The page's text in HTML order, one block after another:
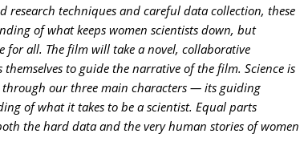
research techniques and careful data collection, these
of what keeps women scientists down, but
all. The film will take a novel, collaborative
to guide the narrative of the film. Science is
our three main characters — its guiding
of what it takes to be a scientist. Equal parts
the hard data and the very human stories of women